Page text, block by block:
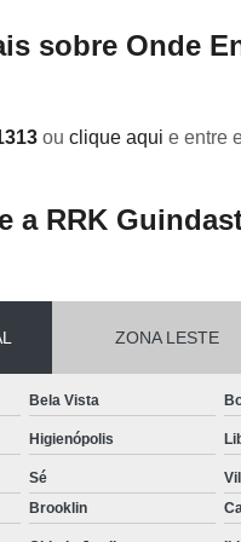
sobre Onde
ou clique aqui e entre
a RRK
ZONA LESTE
Bela Vista
Higienópolis
Sé
Brooklin